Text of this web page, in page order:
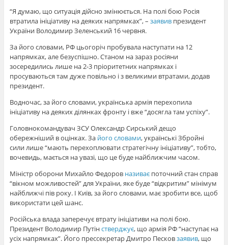
“Я думаю, що ситуація дійсно змінюється. На полі бою Росія
втратила ініціативу на деяких напрямках”, – заявив президент
України Володимир Зеленський 16 червня.
За його словами, РФ цьогоріч пробувала наступати на 12
напрямках, але безуспішно. Станом на зараз росіяни
зосередились лише на 2-3 пріоритетних напрямках і
просуваються там дуже повільно і з великими втратами, додав
президент.
Водночас, за його словами, українська армія перехопила
ініціативу на деяких ділянках фронту і вже “досягла там успіху”.
Головнокомандувач ЗСУ Олександр Сирський дещо
обережніший в оцінках. За його словами, українські Збройні
сили лише “мають перехоплювати стратегічну ініціативу”, тобто,
вочевидь, мається на увазі, що це буде найближчим часом.
Міністр оборони Михайло Федоров називаєпоточний стан справ
“вікном можливостей” для України, яке буде “відкритим” мінімум
найближчі пів року. І Київ, за його словами, має зробити все, щоб
використати цей шанс.
Російська влада заперечує втрату ініціативи на полі бою.
Президент Володимир Путінстверджує, що армія РФ “наступає на
усіх напрямках”. Його прессекретар Дмитро Песковзаявив, що